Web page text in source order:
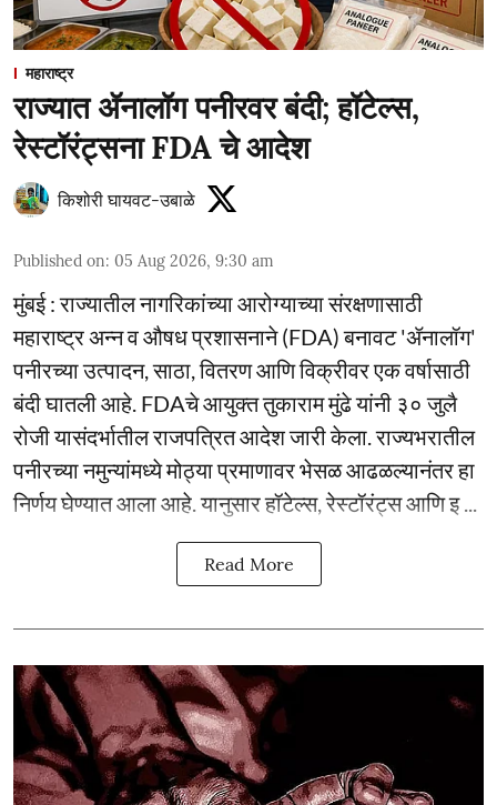
महाराष्ट्र
राज्यात ॲनालॉग पनीरवर बंदी; हॉटेल्स,
रेस्टॉरंट्सना FDA चे आदेश
किशोरी घायवट-उबाळे
Published on: 05 Aug 2026, 9:30 am
मुंबई : राज्यातील नागरिकांच्या आरोग्याच्या संरक्षणासाठी
महाराष्ट्र अन्न व औषध प्रशासनाने (FDA) बनावट 'ॲनालॉग'
पनीरच्या उत्पादन, साठा, वितरण आणि विक्रीवर एक वर्षासाठी
बंदी घातली आहे. FDAचे आयुक्त तुकाराम मुंढे यांनी ३० जुलै
रोजी यासंदर्भातील राजपत्रित आदेश जारी केला. राज्यभरातील
पनीरच्या नमुन्यांमध्ये मोठ्या प्रमाणावर भेसळ आढळल्यानंतर हा
निर्णय घेण्यात आला आहे. यानुसार हॉटेल्स, रेस्टॉरंट्स आणि इ ...
Read More